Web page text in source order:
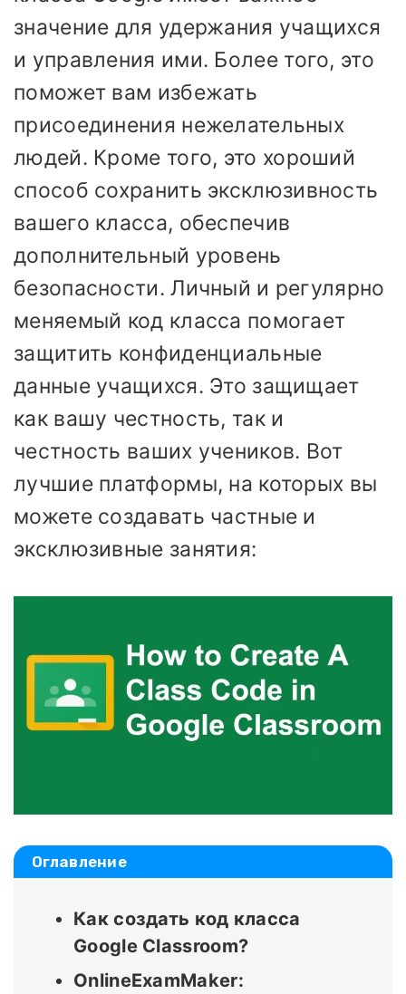
значение для удержания учащихся
и управления ими. Более того, это
поможет вам избежать
присоединения нежелательных
людей. Кроме того, это хороший
способ сохранить эксклюзивность
вашего класса, обеспечив
дополнительный уровень
безопасности. Личный и регулярно
меняемый код класса помогает
защитить конфиденциальные
данные учащихся. Это защищает
как вашу честность, так и
честность ваших учеников. Вот
лучшие платформы, на которых вы
можете создавать частные и
эксклюзивные занятия:
Оглавление
Как создать код класса
Google Classroom?
OnlineExamMaker: